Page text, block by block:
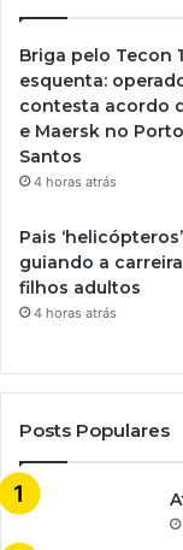
Briga pelo Tecon
esquenta:
contesta acordo
e Maersk no
Santos
4 horas atrás
Pais
guiando a
filhos adultos
4 horas atrás
Posts Populares